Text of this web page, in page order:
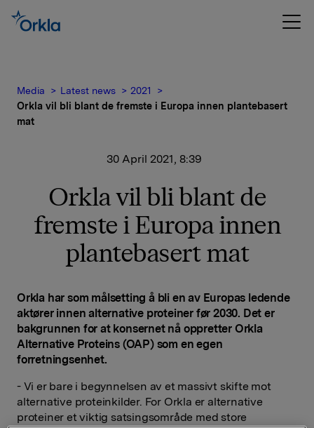
Media Latest news
2021
Orkla vil bli blant de fremste i Europa innen plantebasert
mat
30 April 2021, 8:39
Orkla vil bli blant de
fremste i Europa innen
plantebasert mat
Orkla har som målsetting å bli en av Europas ledende
aktører innen alternative proteiner før 2030. Det er
bakgrunnen for at konsernet nå oppretter Orkla
Alternative Proteins (OAP) som en egen
forretningsenhet.
- Vi er bare i begynnelsen av et massivt skifte mot
alternative proteinkilder. For Orkla er alternative
proteiner et viktig satsingsområde med store